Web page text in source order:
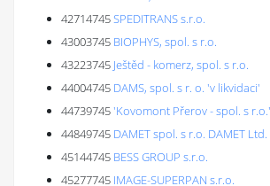
42714745SPEDITRANS s.r.o.
43003745 BIOPHYS, spol. s r.o.
43223745 Ještěd - komerz, spol. s r.o.
44004745 DAMS, spol. s r. o. 'v likvidaci'
44739745'Kovomont Přerov - spol. s r.o.'
44849745 DAMET spol. s r.o. DAMET
45144745 BESS GROUP s.r.o.
45277745 IMAGE-SUPERPAN s.r.o.